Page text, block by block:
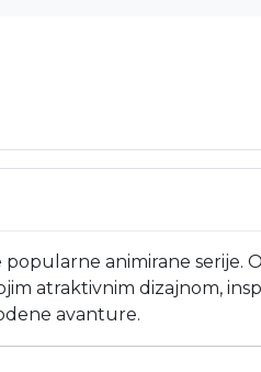
animirane
atraktivnim dizajnom,
avanture.